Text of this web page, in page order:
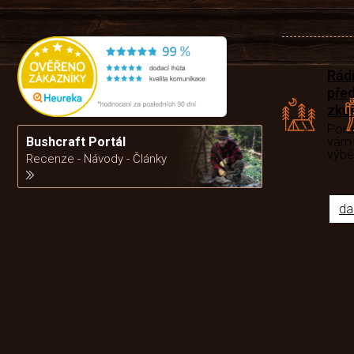
Bushcraft Portál
Recenze - Návody - Články
Rádi
vám